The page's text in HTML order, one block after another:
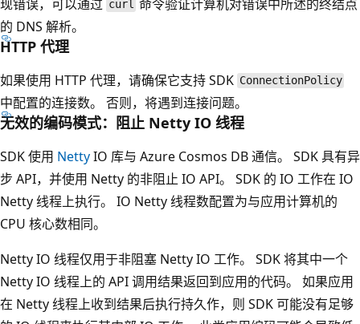
现错误，可以通过 curl 命令验证计算机对错误中所述的终结点
的 DNS 解析。
HTTP 代理
如果使用 HTTP 代理，请确保它支持 SDK ConnectionPolicy
中配置的连接数。 否则，将遇到连接问题。
无效的编码模式：阻止 Netty IO 线程
SDK 使用 NettyIO 库与 Azure Cosmos DB 通信。 SDK 具有异
步 API，并使用 Netty 的非阻止 IO API。 SDK 的 IO 工作在 IO
Netty 线程上执行。 IO Netty 线程数配置为与应用计算机的
CPU 核心数相同。
Netty IO 线程仅用于非阻塞 Netty IO 工作。 SDK 将其中一个
Netty IO 线程上的 API 调用结果返回到应用的代码。 如果应用
在 Netty 线程上收到结果后执行持久作，则 SDK 可能没有足够